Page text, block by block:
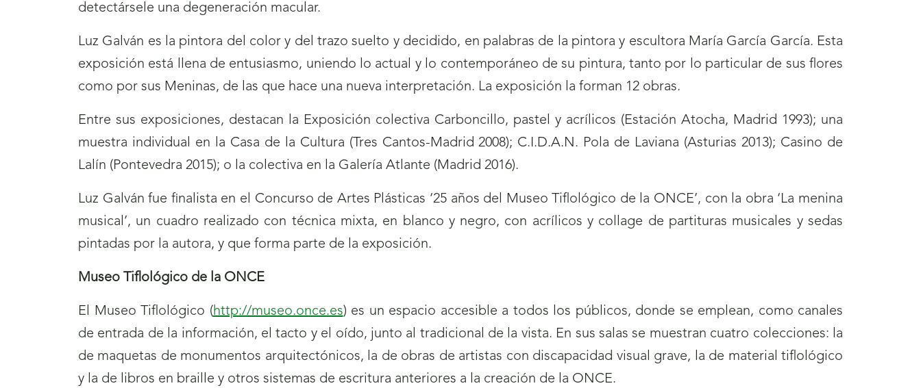
detectársele una degeneración macular.
Luz Galván es la pintora del color y del trazo suelto y decidido, en palabras de la pintora y escultora María García García. Esta
exposición está llena de entusiasmo, uniendo lo actual y lo contemporáneo de su pintura, tanto por lo particular de sus flores
como por sus Meninas, de las que hace una nueva interpretación. La exposición la forman 12 obras.
Entre sus exposiciones, destacan la Exposición colectiva Carboncillo, pastel y acrílicos (Estación Atocha, Madrid 1993); una
muestra individual en la Casa de la Cultura (Tres Cantos-Madrid 2008); C.I.D.A.N. Pola de Laviana (Asturias 2013); Casino de
Lalín (Pontevedra 2015); o la colectiva en la Galería Atlante (Madrid 2016).
Luz Galván fue finalista en el Concurso de Artes Plásticas ‘25 años del Museo Tiflológico de la ONCE’, con la obra ‘La menina
musical’, un cuadro realizado con técnica mixta, en blanco y negro, con acrílicos y collage de partituras musicales y sedas
pintadas por la autora, y que forma parte de la exposición.
Museo Tiflológico de la ONCE
El Museo Tiflológico (http://museo.once.es) es un espacio accesible a todos los públicos, donde se emplean, como canales
de entrada de la información, el tacto y el oído, junto al tradicional de la vista. En sus salas se muestran cuatro colecciones: la
de maquetas de monumentos arquitectónicos, la de obras de artistas con discapacidad visual grave, la de material tiflológico
y la de libros en braille y otros sistemas de escritura anteriores a la creación de la ONCE.